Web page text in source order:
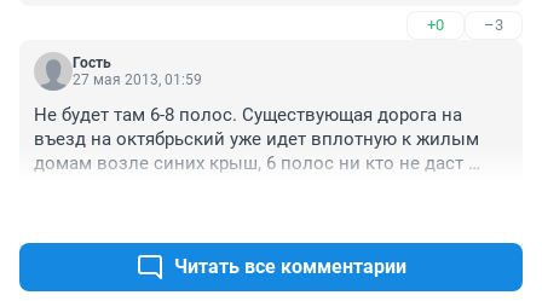
+0 –3
Гость
27 мая 2013, 01:59
Не будет там 6-8 полос. Существующая дорога на
въезд на октябрьский уже идет вплотную к жилым
домам возле синих крыш, 6 полос ни кто не даст
Читать все комментарии